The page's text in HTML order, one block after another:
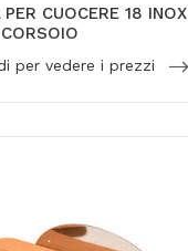
PER CUOCERE 18 INOX
per vedere i prezzi